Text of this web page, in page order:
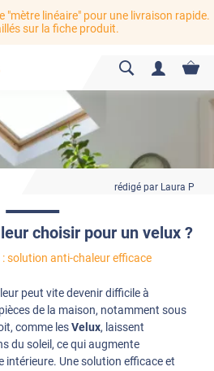
"mètre linéaire" pour une livraison rapide.
sur la fiche produit.
rédigé par Laura P
choisir pour un velux ?
: solution anti-chaleur efficace
peut vite devenir difficile à
de la maison, notamment sous
comme lesVelux, laissent
du soleil, ce qui augmente
intérieure. Une solution efficace et